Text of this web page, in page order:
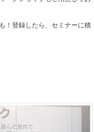
！登録したら、セミナーに積